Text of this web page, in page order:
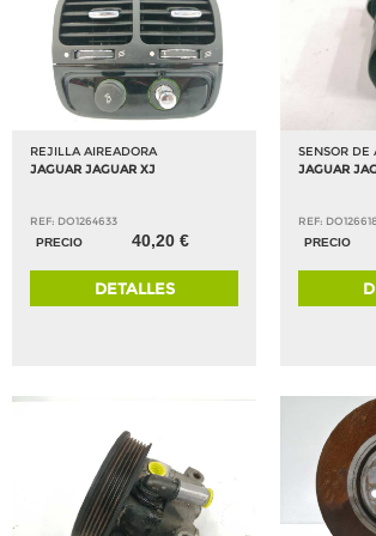
REJILLA AIREADORA
JAGUAR JAGUAR XJ
REF: DO1264633
PRECIO
40,20 €
DETALLES
SENSOR DE
JAGUAR
REF:
PRECIO